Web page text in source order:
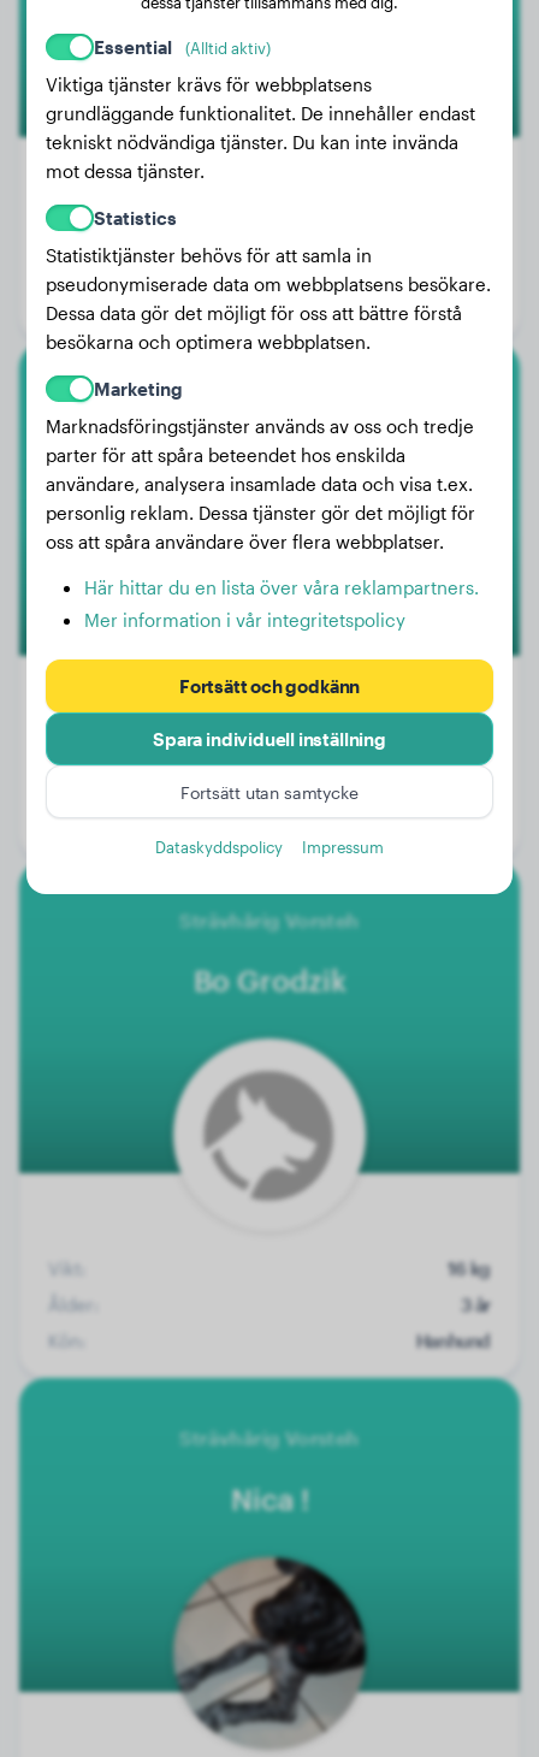
Vikt:
Ålder:
6 år, 7 månader
Kön:
Hanhund
Strävhårig Vorsteh
Oakley
Kön:
Hanhund
Strävhårig Vorsteh
Bo Grodzik
Vikt:
16 kg
Ålder:
3 år
Kön:
Hanhund
Strävhårig Vorsteh
Nica !
Essential (Alltid aktiv)
Viktiga tjänster krävs för webbplatsens
grundläggande funktionalitet. De innehåller endast
tekniskt nödvändiga tjänster. Du kan inte invända
mot dessa tjänster.
Statistics
Statistiktjänster behövs för att samla in
pseudonymiserade data om webbplatsens besökare.
Dessa data gör det möjligt för oss att bättre förstå
besökarna och optimera webbplatsen.
Marketing
Marknadsföringstjänster används av oss och tredje
parter för att spåra beteendet hos enskilda
användare, analysera insamlade data och visa t.ex.
personlig reklam. Dessa tjänster gör det möjligt för
oss att spåra användare över flera webbplatser.
Här hittar du en lista över våra reklampartners.
Mer information i vår integritetspolicy
Fortsätt och godkänn
Spara individuell inställning
Fortsätt utan samtycke
Dataskyddspolicy Impressum